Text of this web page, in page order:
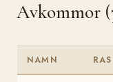
Avkommor
NAMN RAS